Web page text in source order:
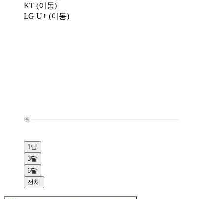
KT (이동)
LG U+ (이동)
0원
1달
3달
6달
전체